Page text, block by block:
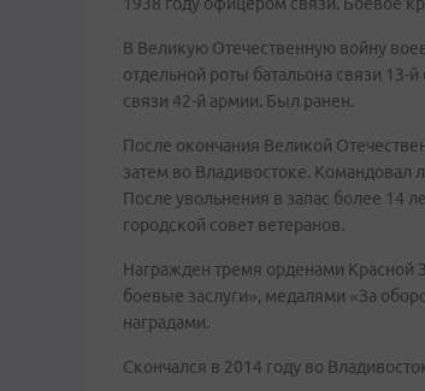
В Великую Отечественную войну
отдельной роты батальона связи
связи 42-й армии. Был ранен.
После окончания Великой
затем во Владивостоке.
После увольнения в запас более 14
городской совет ветеранов.
Награжден тремя орденами Красной
боевые заслуги», медалями «За
наградами.
Скончался в 2014 году во